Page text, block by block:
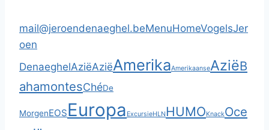
mail@jeroendenaeghel.beMenuHomeVogelsJer
oen
DenaeghelAziëAziëAmerikaAmerikaanseAziëB
ahamontesChéDe
MorgenEOSEuropa ExcursieHLNHUMOKnackOce